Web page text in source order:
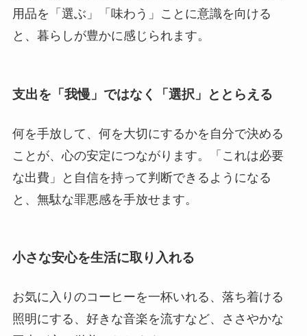
用品を「選ぶ」「味わう」ことに意識を向ける
と、暮らしが豊かに感じられます。
支出を「我慢」ではなく「選択」ととらえる
何を手放して、何を大切にするかを自分で決める
ことが、心の安定につながります。「これは必要
な出費」と自信を持って判断できるようになる
と、無駄な罪悪感を手放せます。
小さな安心を生活に取り入れる
お気に入りのコーヒーを一杯いれる、落ち着ける
照明にする、好きな音楽を流すなど、ささやかな